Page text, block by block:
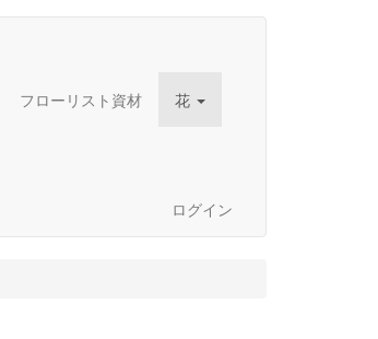
フローリスト資材 花
ログイン